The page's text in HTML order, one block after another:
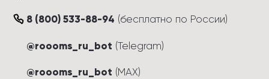
8 (800) 533-88-94 (бесплатно по России)
@roooms_ru_bot (Telegram)
@roooms_ru_bot (MAX)